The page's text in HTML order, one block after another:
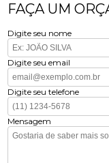
FAÇA UM
Digite seu nome
Digite seu email
Digite seu telefone
Mensagem